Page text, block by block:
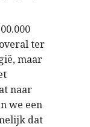
ter
maar
naar
we een
dat